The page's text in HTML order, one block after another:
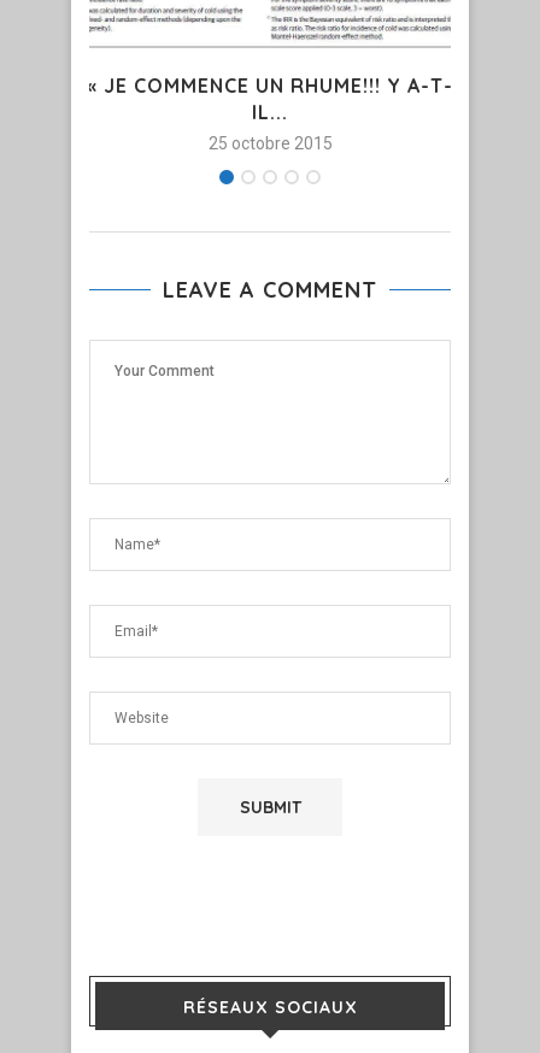
« JE COMMENCE UN RHUME!!! Y A-T-
IL...
25 octobre 2015
LEAVE A COMMENT
RÉSEAUX SOCIAUX